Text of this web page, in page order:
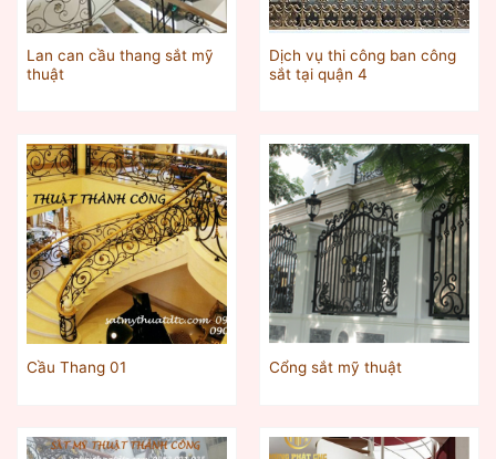
Lan can cầu thang sắt mỹ
thuật
Dịch vụ thi công ban công
sắt tại quận 4
Cầu Thang 01 Cổng sắt mỹ thuật